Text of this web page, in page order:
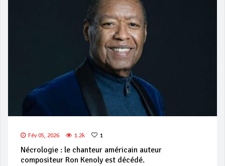
Fév 05, 2026 1.2k 1
Nécrologie : le chanteur américain auteur
compositeur Ron Kenoly est décédé.